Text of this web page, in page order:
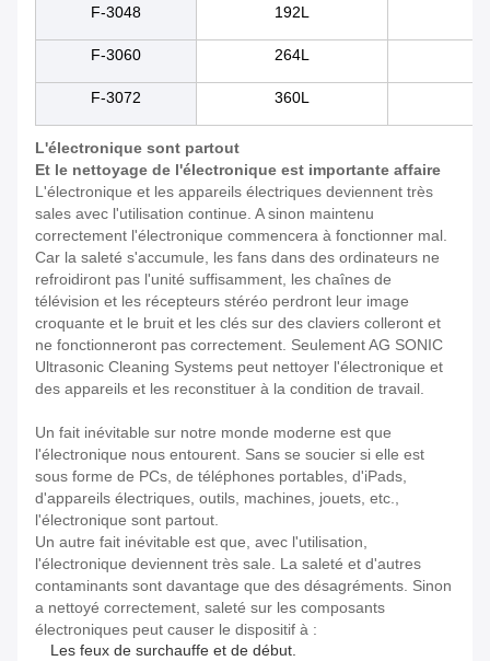
F-3048 192L
F-3060 264L
F-3072 360L
L'électronique sont partout
Et le nettoyage de l'électronique est importante affaire
L'électronique et les appareils électriques deviennent très
sales avec l'utilisation continue. A sinon maintenu
correctement l'électronique commencera à fonctionner mal.
Car la saleté s'accumule, les fans dans des ordinateurs ne
refroidiront pas l'unité suffisamment, les chaînes de
télévision et les récepteurs stéréo perdront leur image
croquante et le bruit et les clés sur des claviers colleront et
ne fonctionneront pas correctement. Seulement AG SONIC
Ultrasonic Cleaning Systems peut nettoyer l'électronique et
des appareils et les reconstituer à la condition de travail.
Un fait inévitable sur notre monde moderne est que
l'électronique nous entourent. Sans se soucier si elle est
sous forme de PCs, de téléphones portables, d'iPads,
d'appareils électriques, outils, machines, jouets, etc.,
l'électronique sont partout.
Un autre fait inévitable est que, avec l'utilisation,
l'électronique deviennent très sale. La saleté et d'autres
contaminants sont davantage que des désagréments. Sinon
a nettoyé correctement, saleté sur les composants
électroniques peut causer le dispositif à :
Les feux de surchauffe et de début.